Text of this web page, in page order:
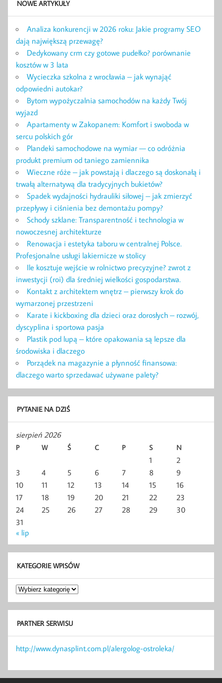
NOWE ARTYKUŁY
Analiza konkurencji w 2026 roku: Jakie programy SEO
dają największą przewagę?
Dedykowany crm czy gotowe pudełko? porównanie
kosztów w 3 lata
Wycieczka szkolna z wrocławia – jak wynająć
odpowiedni autokar?
Bytom wypożyczalnia samochodów na każdy Twój
wyjazd
Apartamenty w Zakopanem: Komfort i swoboda w
sercu polskich gór
Plandeki samochodowe na wymiar — co odróżnia
produkt premium od taniego zamiennika
Wieczne róże – jak powstają i dlaczego są doskonałą i
trwałą alternatywą dla tradycyjnych bukietów?
Spadek wydajności hydrauliki siłowej – jak zmierzyć
przepływy i ciśnienia bez demontażu pompy?
Schody szklane: Transparentność i technologia w
nowoczesnej architekturze
Renowacja i estetyka taboru w centralnej Polsce.
Profesjonalne usługi lakiernicze w stolicy
Ile kosztuje wejście w rolnictwo precyzyjne? zwrot z
inwestycji (roi) dla średniej wielkości gospodarstwa.
Kontakt z architektem wnętrz – pierwszy krok do
wymarzonej przestrzeni
Karate i kickboxing dla dzieci oraz dorosłych – rozwój,
dyscyplina i sportowa pasja
Plastik pod lupą – które opakowania są lepsze dla
środowiska i dlaczego
Porządek na magazynie a płynność finansowa:
dlaczego warto sprzedawać używane palety?
PYTANIE NA DZIŚ
sierpień 2026
P W Ś C P S N
1
2
3
4 5 6 7 8
9
10
11 12 13 14 15
16
17
18 19 20 21 22
23
24
25 26 27 28 29
30
31
« lip
KATEGORIE WPISÓW
Kategorie
wpisów
PARTNER SERWISU
http://www.dynasplint.com.pl/alergolog-ostroleka/